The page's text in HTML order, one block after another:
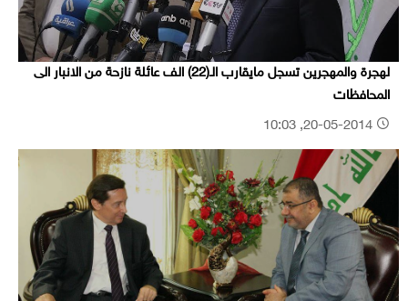
لهجرة والمهجرين تسجل مايقارب الـ(22) الف عائلة نازحة من الانبار الى
المحافظات